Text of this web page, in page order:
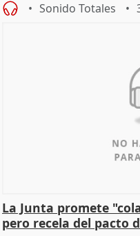
Sonido Totales
La Junta promete
pero recela del pacto